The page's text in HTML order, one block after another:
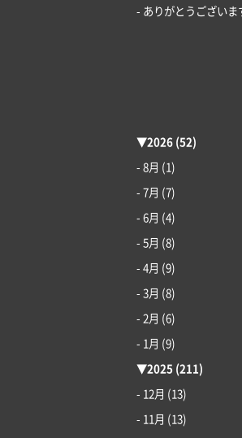
- ありがとうございま
▼2026 (52)
- 8月 (1)
- 7月 (7)
- 6月 (4)
- 5月 (8)
- 4月 (9)
- 3月 (8)
- 2月 (6)
- 1月 (9)
▼2025 (211)
- 12月 (13)
- 11月 (13)